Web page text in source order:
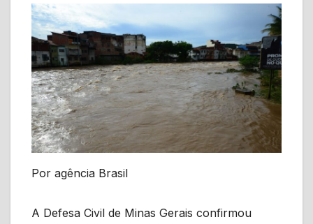
Por agência Brasil
A Defesa Civil de Minas Gerais confirmou